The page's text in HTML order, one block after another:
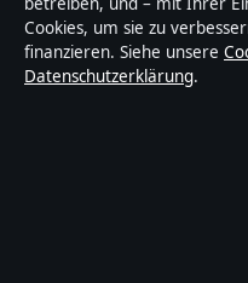
trägt eine Byline, wird
und vor der
Cookies, um sie zu
finanzieren. Siehe unsere
Datenschutzerklärung.